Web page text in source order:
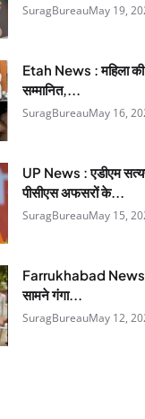
SuragBureauMay 19,
Etah News : महिला की
सम्मानित,...
SuragBureauMay 16,
UP News : एडीएम
पीसीएस अफसरों के...
SuragBureauMay 15,
Farrukhabad News :
सामने गंगा...
SuragBureauMay 12,